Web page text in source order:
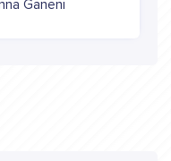
Ganeni